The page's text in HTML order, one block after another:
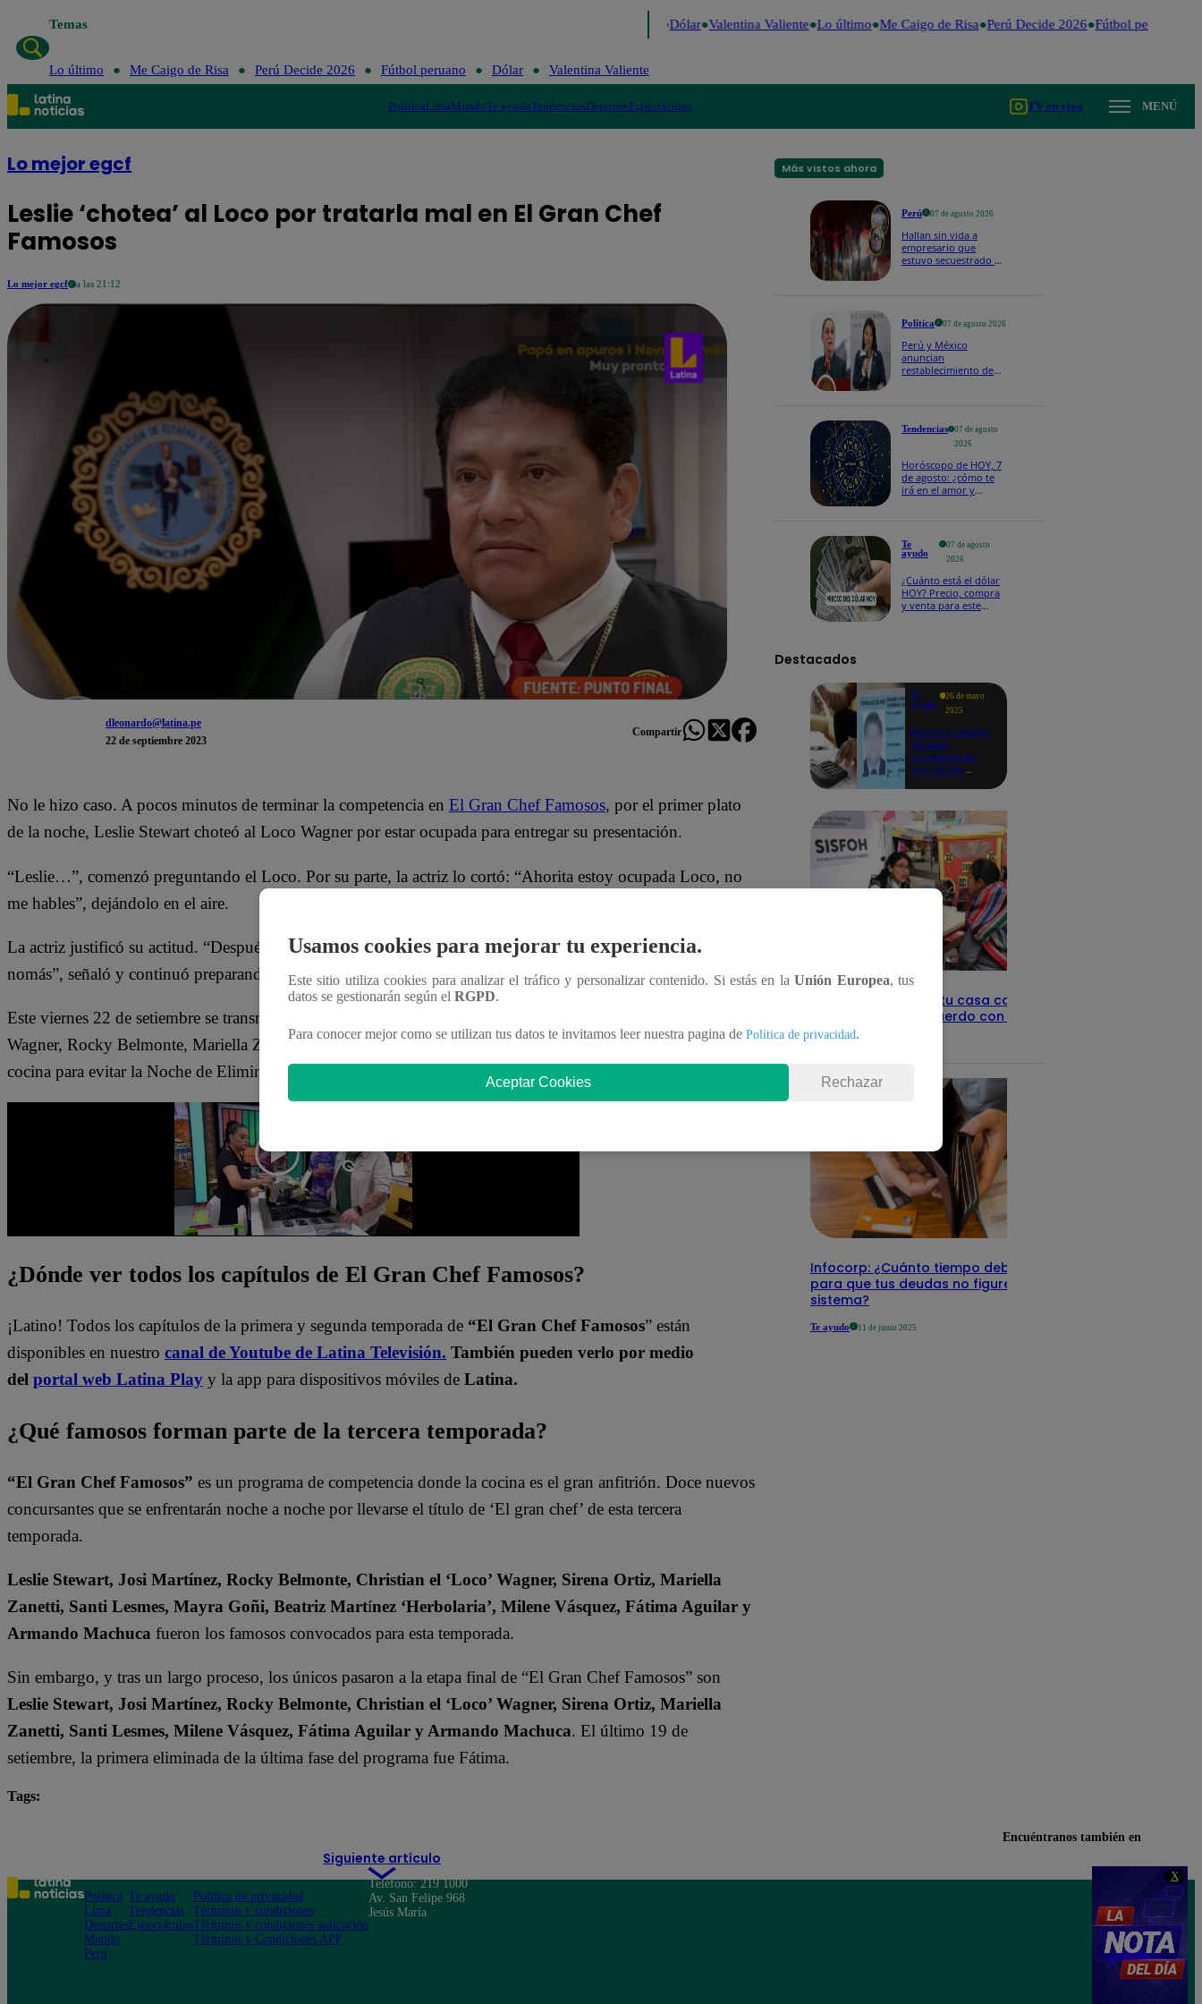
X
Temas Dólar Valentina Valiente Lo último Me Caigo de Risa Perú Decide 2026 Fútbol peruano
Lo último Me Caigo de Risa Perú Decide 2026 Fútbol peruano Dólar Valentina Valiente
PolíticaLimaMundoTe ayudoTendenciasDeportesEspectáculos TV en vivo MENÚ
Lo mejor egcf
Leslie ‘chotea’ al Loco por tratarla mal en El Gran Chef
Famosos
Lo mejor egcf a las 21:12
dleonardo@latina.pe
22 de septiembre 2023
Compartir
No le hizo caso. A pocos minutos de terminar la competencia en El Gran Chef Famosos, por el primer plato
de la noche, Leslie Stewart choteó al Loco Wagner por estar ocupada para entregar su presentación.
“Leslie…”, comenzó preguntando el Loco. Por su parte, la actriz lo cortó: “Ahorita estoy ocupada Loco, no
me hables”, dejándolo en el aire.
La actriz justificó su actitud. “Después de cómo me ha tratado, el Loco quiere que lo ayude. Haz tu colita
nomás”, señaló y continuó preparando su plato.
Este viernes 22 de setiembre se transmitió un nuevo episodio de “El Gran Chef Famosos”. Christian el Loco
Wagner, Rocky Belmonte, Mariella Zanetti, Santi Lesmes y Leslie Stewart se enfrentan nuevamente en la
cocina para evitar la Noche de Eliminación. Solo dos se salvaron.
¿Dónde ver todos los capítulos de El Gran Chef Famosos?
¡Latino! Todos los capítulos de la primera y segunda temporada de “El Gran Chef Famosos” están
disponibles en nuestro canal de Youtube de Latina Televisión. También pueden verlo por medio
del portal web Latina Play y la app para dispositivos móviles de Latina.
¿Qué famosos forman parte de la tercera temporada?
“El Gran Chef Famosos” es un programa de competencia donde la cocina es el gran anfitrión. Doce nuevos
concursantes que se enfrentarán noche a noche por llevarse el título de ‘El gran chef’ de esta tercera
temporada.
Leslie Stewart, Josi Martínez, Rocky Belmonte, Christian el ‘Loco’ Wagner, Sirena Ortiz, Mariella
Zanetti, Santi Lesmes, Mayra Goñi, Beatriz Martínez ‘Herbolaria’, Milene Vásquez, Fátima Aguilar y
Armando Machuca fueron los famosos convocados para esta temporada.
Sin embargo, y tras un largo proceso, los únicos pasaron a la etapa final de “El Gran Chef Famosos” son
Leslie Stewart, Josi Martínez, Rocky Belmonte, Christian el ‘Loco’ Wagner, Sirena Ortiz, Mariella
Zanetti, Santi Lesmes, Milene Vásquez, Fátima Aguilar y Armando Machuca. El último 19 de
setiembre, la primera eliminada de la última fase del programa fue Fátima.
Tags:
Siguiente artículo
Más vistos ahora
Perú 07 de agosto 2026
Hallan sin vida a
empresario que
estuvo secuestrado en
Política 07 de agosto 2026
Perú y México
anuncian
restablecimiento de
Tendencias
07 de agosto
2026
Horóscopo de HOY, 7
de agosto: ¿cómo te
irá en el amor y
Te
ayudo
07 de agosto
2026
¿Cuánto está el dólar
HOY? Precio, compra
y venta para este
Destacados
Te
ayudo
26 de mayo
2025
Revisa si tienes
deudas
consultando
con tu DNI:
Revisa con tu DNI si tu casa califica
como pobre, de acuerdo con el Sisfoh
Infocorp: ¿Cuánto tiempo debe pasar
para que tus deudas no figuren en su
sistema?
Te ayudo 11 de junio 2025
Usamos cookies para mejorar tu experiencia.
Este sitio utiliza cookies para analizar el tráfico y personalizar contenido. Si estás en laUnión Europea, tus
datos se gestionarán según el RGPD.
Para conocer mejor como se utilizan tus datos te invitamos leer nuestra pagina de Política de privacidad.
Aceptar Cookies Rechazar
Encuéntranos también en
Política
Lima
Deportes
Mundo
Perú
Te ayudo
Tendencias
Espectáculos
Política de privacidad
Términos y condiciones
Términos y condiciones aplicación
Términos y Condiciones APP
Teléfono: 219 1000
Av. San Felipe 968
Jesús María